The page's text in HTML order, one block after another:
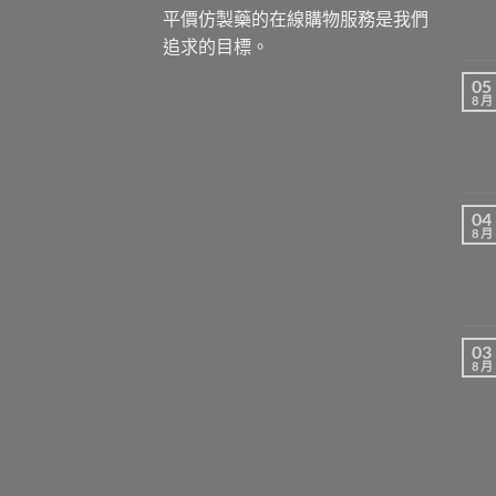
平價仿製藥的在線購物服務是我們
追求的目標。
05
8 月
04
8 月
03
8 月